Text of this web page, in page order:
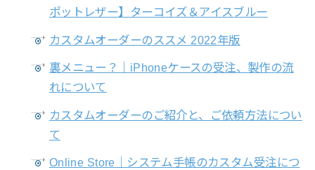
ポットレザー】ターコイズ＆アイスブルー
カスタムオーダーのススメ 2022年版
裏メニュー？｜iPhoneケースの受注、製作の流
れについて
カスタムオーダーのご紹介と、ご依頼方法につい
て
Online Store｜システム手帳のカスタム受注につ